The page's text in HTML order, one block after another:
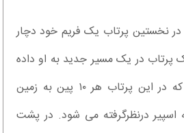
در نخستین پرتاب یک فریم خود دچار
پرتاب در یک مسیر جدید به او داده
خواهد شد و درصورتی که در این پرتاب هر ۱۰ پین به زمین
اسپیر درنظرگرفته می شود. در پشت